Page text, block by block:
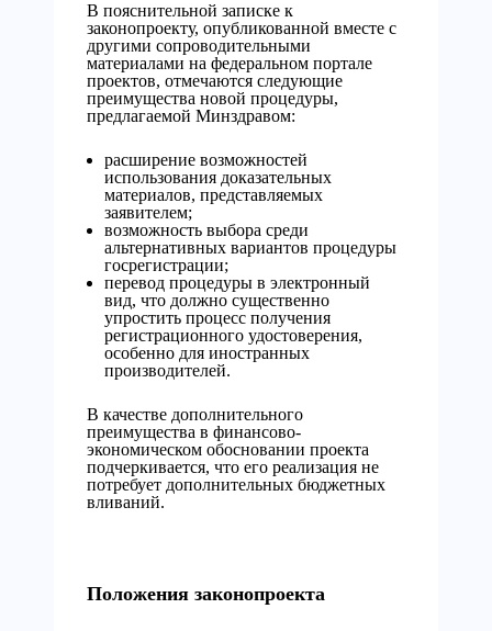
В пояснительной записке к
законопроекту, опубликованной вместе с
другими сопроводительными
материалами на федеральном портале
проектов, отмечаются следующие
преимущества новой процедуры,
предлагаемой Минздравом:
расширение возможностей
использования доказательных
материалов, представляемых
заявителем;
возможность выбора среди
альтернативных вариантов процедуры
госрегистрации;
перевод процедуры в электронный
вид, что должно существенно
упростить процесс получения
регистрационного удостоверения,
особенно для иностранных
производителей.
В качестве дополнительного
преимущества в финансово-
экономическом обосновании проекта
подчеркивается, что его реализация не
потребует дополнительных бюджетных
вливаний.
Положения законопроекта